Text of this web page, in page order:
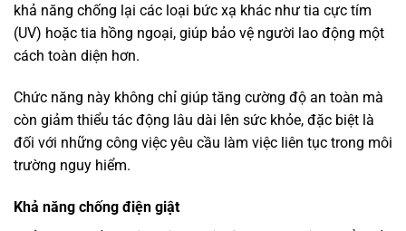
khả năng chống lại các loại bức xạ khác như tia cực tím
(UV) hoặc tia hồng ngoại, giúp bảo vệ người lao động một
cách toàn diện hơn.
Chức năng này không chỉ giúp tăng cường độ an toàn mà
còn giảm thiểu tác động lâu dài lên sức khỏe, đặc biệt là
đối với những công việc yêu cầu làm việc liên tục trong môi
trường nguy hiểm.
Khả năng chống điện giật